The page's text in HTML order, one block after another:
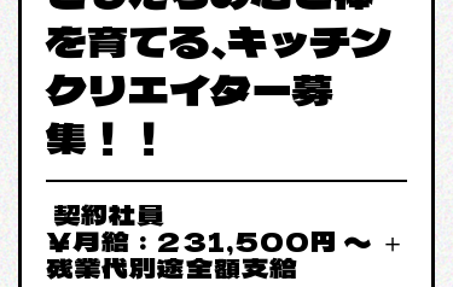
を育てる、キッチン
クリエイター募
集！！
契約社員
￥月給：231,500円 〜 ＋
残業代別途全額支給